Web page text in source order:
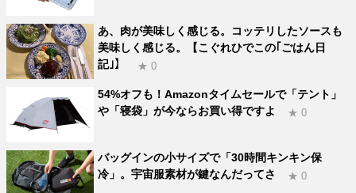
あ、肉が美味しく感じる。コッテリしたソースも
美味しく感じる。【こぐれひでこの｢ごはん日
記｣】
★ 0
54%オフも！Amazonタイムセールで「テント」
や「寝袋」が今ならお買い得ですよ
★ 0
バッグインの小サイズで「30時間キンキン保
冷」。宇宙服素材が鍵なんだってさ
★ 0